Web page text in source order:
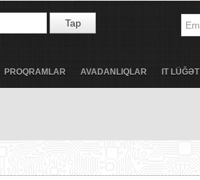
Tap
PROQRAMLAR AVADANLIQLAR IT LÜĞƏT